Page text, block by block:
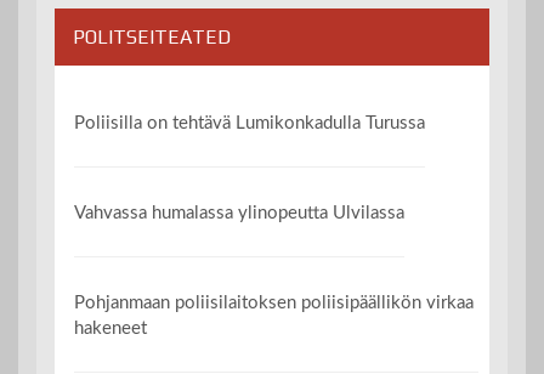
POLITSEITEATED
Poliisilla on tehtävä Lumikonkadulla Turussa
Vahvassa humalassa ylinopeutta Ulvilassa
Pohjanmaan poliisilaitoksen poliisipäällikön virkaa
hakeneet